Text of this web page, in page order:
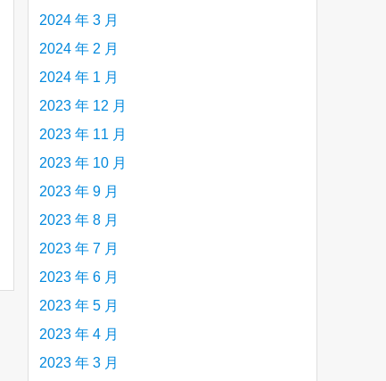
2024 年 3 月
2024 年 2 月
2024 年 1 月
2023 年 12 月
2023 年 11 月
2023 年 10 月
2023 年 9 月
2023 年 8 月
2023 年 7 月
2023 年 6 月
2023 年 5 月
2023 年 4 月
2023 年 3 月